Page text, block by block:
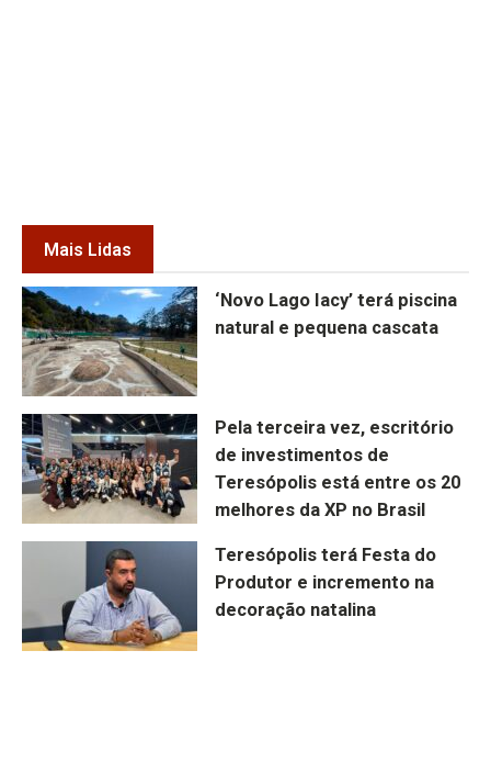
Mais Lidas
‘Novo Lago Iacy’ terá piscina
natural e pequena cascata
Pela terceira vez, escritório
de investimentos de
Teresópolis está entre os 20
melhores da XP no Brasil
Teresópolis terá Festa do
Produtor e incremento na
decoração natalina